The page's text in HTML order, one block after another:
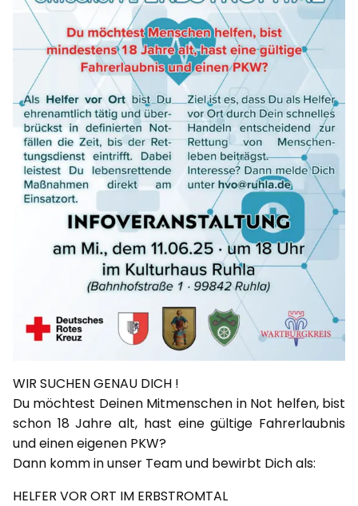
WIR SUCHEN GENAU DICH !
Du möchtest Deinen Mitmenschen in Not helfen, bist
schon 18 Jahre alt, hast eine gültige Fahrerlaubnis
und einen eigenen PKW?
Dann komm in unser Team und bewirbt Dich als:
HELFER VOR ORT IM ERBSTROMTAL